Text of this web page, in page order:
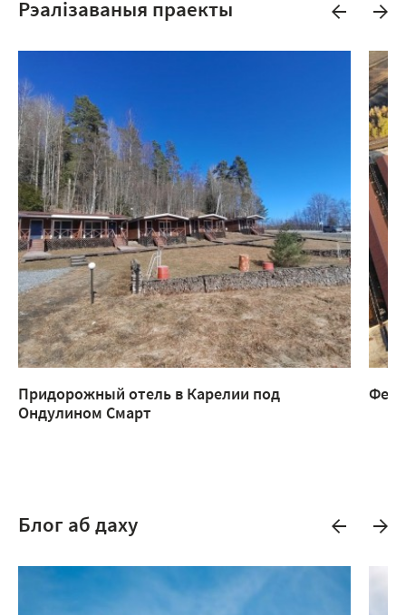
Рэалізаваныя праекты
Придорожный отель в Карелии под
Ондулином Смарт
Блог аб даху